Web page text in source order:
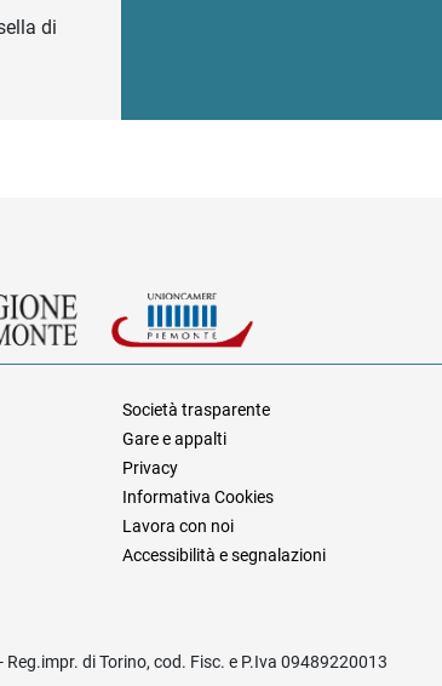
di
Società trasparente
Gare e appalti
Privacy
Informativa Cookies
Lavora con noi
Accessibilità e segnalazioni
di Torino, cod. Fisc. e P.Iva 09489220013